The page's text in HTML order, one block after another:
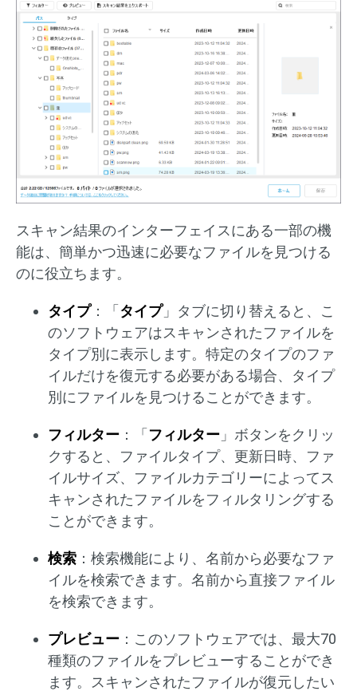
スキャン結果のインターフェイスにある一部の機
能は、簡単かつ迅速に必要なファイルを見つける
のに役立ちます。
タイプ：「 タイプ」タブに切り替えると、こ
のソフトウェアはスキャンされたファイルを
タイプ別に表示します。特定のタイプのファ
イルだけを復元する必要がある場合、タイプ
別にファイルを見つけることができます。
フィルター ：「 フィルター 」ボタンをクリッ
クすると、ファイルタイプ、更新日時、ファ
イルサイズ、ファイルカテゴリーによってス
キャンされたファイルをフィルタリングする
ことができます。
検索 ：検索機能により、名前から必要なファ
イルを検索できます。名前から直接ファイル
を検索できます。
プレビュー ：このソフトウェアでは、最大70
種類のファイルをプレビューすることができ
ます。スキャンされたファイルが復元したい